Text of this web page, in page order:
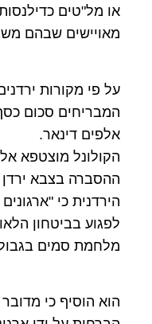
או מל"טים
מאויישים שבהם
על פי מקורות
המבריחים סכום
אלפים דינאר.
הקולונל מוצטפא
ההסברה בצבא ירדן
הירדנית כי
לפגוע בביטחון
מלחמת סמים בגבול
הוא הוסיף כי